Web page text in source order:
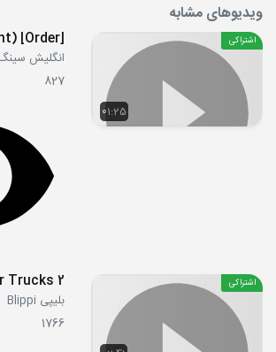
ویدیوهای مشابه
01:25
اشتراکی
827
اشتراکی Trucks 2
بلیپی Blippi
1766